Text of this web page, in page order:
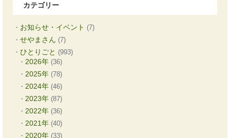
カテゴリー
お知らせ・イベント (7)
せやまさん (7)
ひとりごと (993)
2026年 (36)
2025年 (78)
2024年 (46)
2023年 (87)
2022年 (36)
2021年 (40)
2020年 (33)